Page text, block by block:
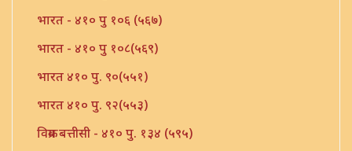
भारत - ४१० पु १०६ (५६७)
भारत - ४१० पु १०८(५६९)
भारत ४१० पु. ९०(५५१)
भारत ४१० पु. ९२(५५३)
विक्रम बत्तीसी - ४१० पु. १३४ (५९५)